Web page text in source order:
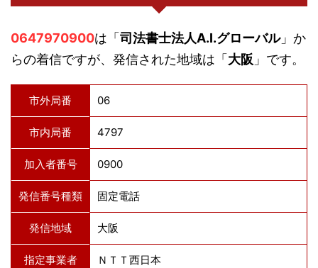
0647970900は「 司法書士法人A.I.グローバル」か
らの着信ですが、発信された地域は「 大阪 」です。
市外局番 06
市内局番 4797
加入者番号 0900
発信番号種類 固定電話
発信地域 大阪
指定事業者 ＮＴＴ西日本